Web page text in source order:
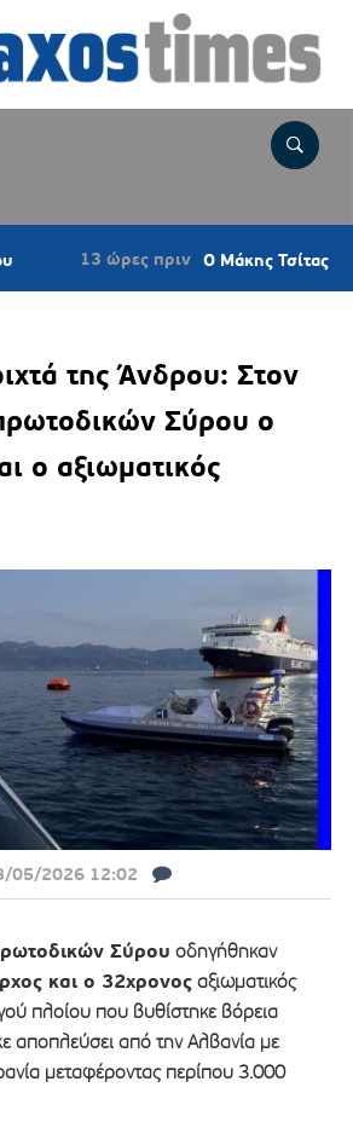
13 ώρες πριν Ο Μάκης Τσίτας στην Πάρο
της Άνδρου: Στον
Σύρου ο
ο αξιωματικός
05/2026 12:02
Σύρου οδηγήθηκαν
και ο 32χρονοςαξιωματικός
πλοίου που βυθίστηκε βόρεια
αποπλεύσει από την Αλβανία με
μεταφέροντας περίπου 3.000